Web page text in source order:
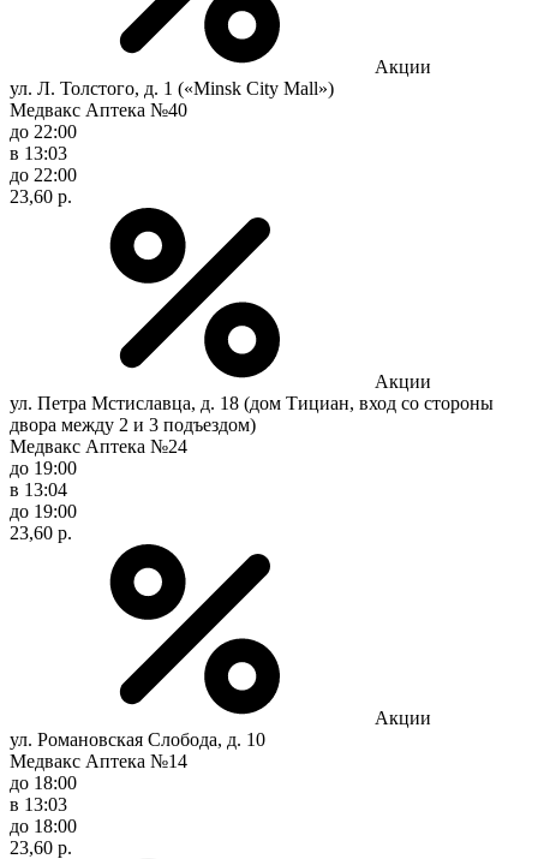
Акции
ул. Л. Толстого, д. 1 («Minsk City Mall»)
Медвакс Аптека №40
до 22:00
в 13:03
до 22:00
23,60 р.
Акции
ул. Петра Мстиславца, д. 18 (дом Тициан, вход со стороны
двора между 2 и 3 подъездом)
Медвакс Аптека №24
до 19:00
в 13:04
до 19:00
23,60 р.
Акции
ул. Романовская Слобода, д. 10
Медвакс Аптека №14
до 18:00
в 13:03
до 18:00
23,60 р.